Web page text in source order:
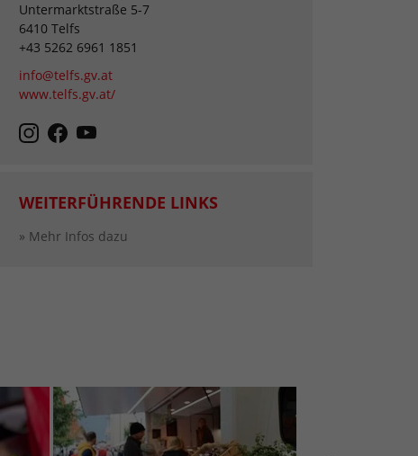
Untermarktstraße 5-7
6410 Telfs
+43 5262 6961 1851
info@telfs.gv.at
www.telfs.gv.at/
WEITERFÜHRENDE LINKS
» Mehr Infos dazu